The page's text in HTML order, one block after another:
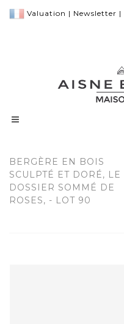
Valuation | Newsletter |
BERGÈRE EN BOIS
SCULPTÉ ET DORÉ, LE
DOSSIER SOMMÉ DE
ROSES, - LOT 90